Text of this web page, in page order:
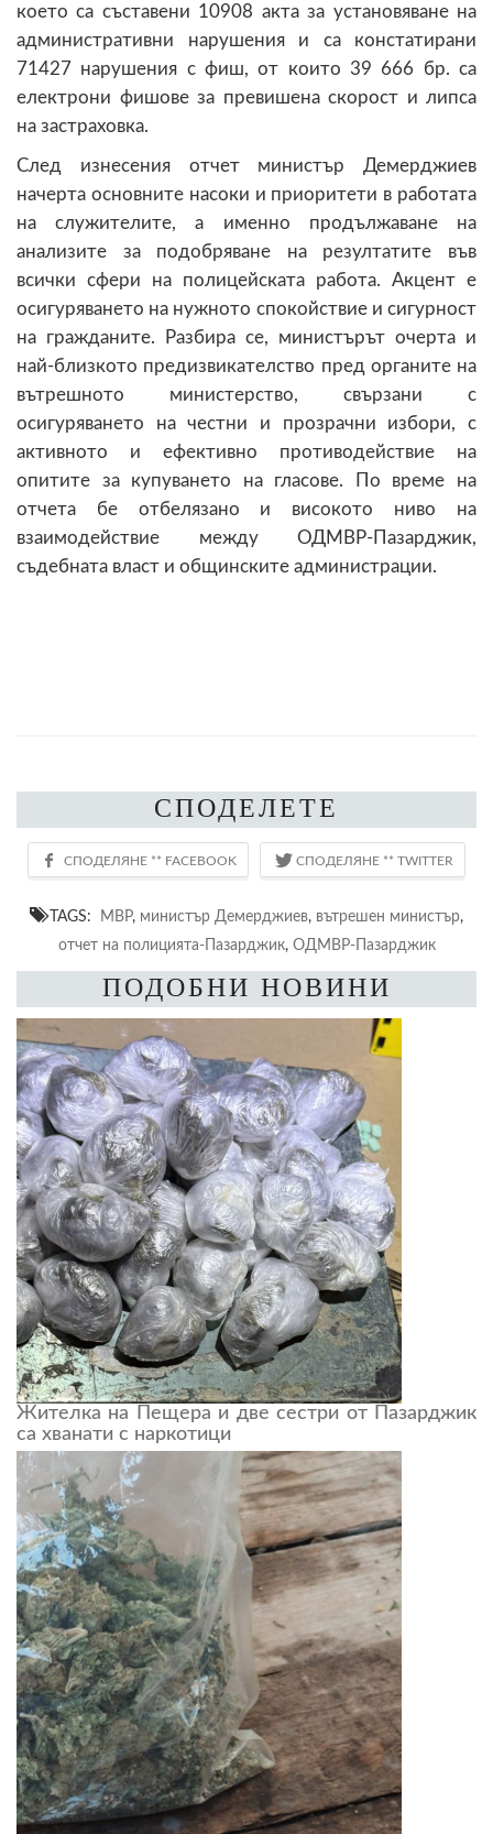
което са съставени 10908 акта за установяване на
административни нарушения и са констатирани
71427 нарушения с фиш, от които 39 666 бр. са
електрони фишове за превишена скорост и липса
на застраховка.
След изнесения отчет министър Демерджиев
начерта основните насоки и приоритети в работата
на служителите, а именно продължаване на
анализите за подобряване на резултатите във
всички сфери на полицейската работа. Акцент е
осигуряването на нужното спокойствие и сигурност
на гражданите. Разбира се, министърът очерта и
най-близкото предизвикателство пред органите на
вътрешното министерство, свързани с
осигуряването на честни и прозрачни избори, с
активното и ефективно противодействие на
опитите за купуването на гласове. По време на
отчета бе отбелязано и високото ниво на
взаимодействие между ОДМВР-Пазарджик,
съдебната власт и общинските администрации.
СПОДЕЛЕТЕ
TAGS: МВР, министър Демерджиев, вътрешен министър,
отчет на полицията-Пазарджик, ОДМВР-Пазарджик
ПОДОБНИ НОВИНИ
Жителка на Пещера и две сестри от Пазарджик
са хванати с наркотици